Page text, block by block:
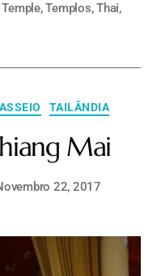
Temple,Templos,Thai,
TAILÂNDIA
Mai
22, 2017